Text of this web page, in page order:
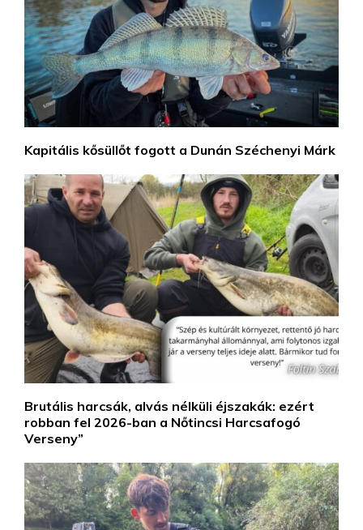
Kapitális kősüllőt fogott a Dunán Széchenyi Márk
Brutális harcsák, alvás nélküli éjszakák: ezért
robban fel 2026-ban a Nőtincsi Harcsafogó
Verseny”